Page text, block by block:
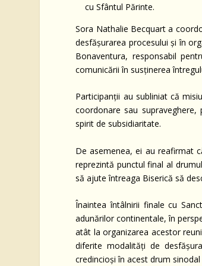
cu Sfântul Părinte.
Sora Nathalie Becquart a
desfășurarea procesului și în
Bonaventura, responsabil
comunicării în susținerea
Participanții au subliniat că
coordonare sau
spirit de subsidiaritate.
De asemenea, ei au reafirmat
reprezintă punctul final al
să ajute întreaga Biserică să
Înaintea întâlnirii finale cu
adunărilor continentale, în
atât la organizarea acestor
diferite modalități de
credincioși în acest drum